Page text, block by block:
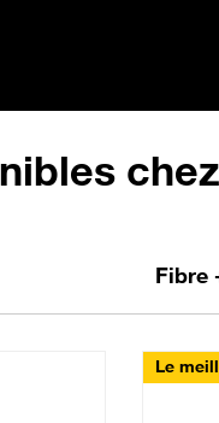
Fibre
Le